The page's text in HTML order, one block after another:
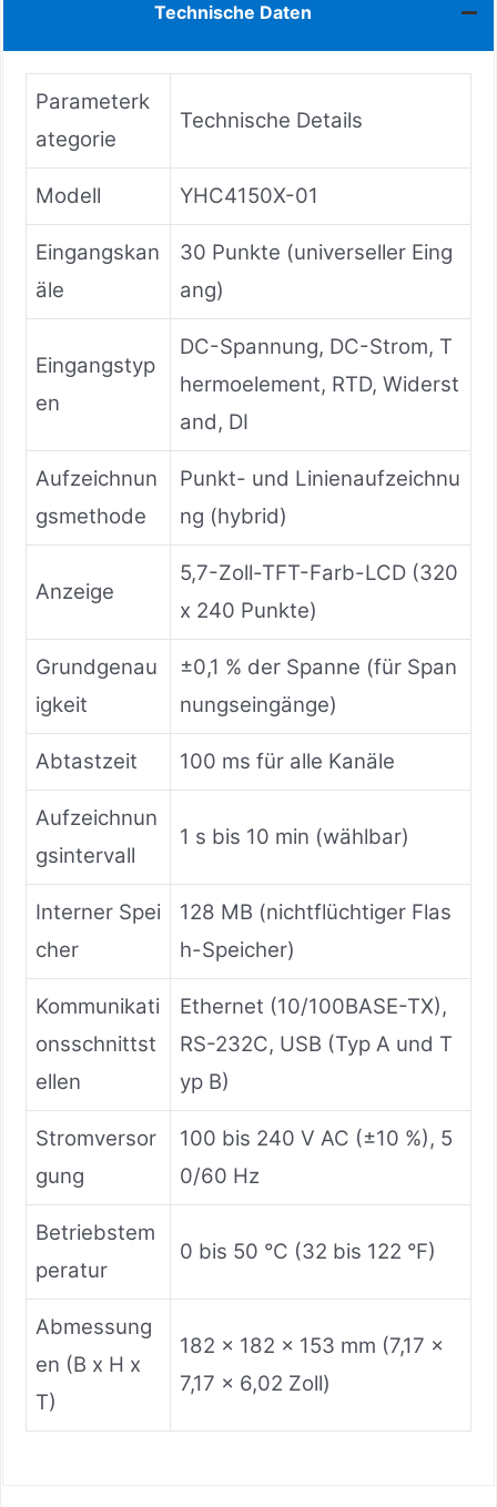
Technische Daten
Parameterk
ategorie
Technische Details
Modell YHC4150X-01
Eingangskan
äle
30 Punkte (universeller Eing
ang)
Eingangstyp
en
DC-Spannung, DC-Strom, T
hermoelement, RTD, Widerst
and, DI
Aufzeichnun
gsmethode
Punkt- und Linienaufzeichnu
ng (hybrid)
Anzeige
5,7-Zoll-TFT-Farb-LCD (320
x 240 Punkte)
Grundgenau
igkeit
±0,1 % der Spanne (für Span
nungseingänge)
Abtastzeit 100 ms für alle Kanäle
Aufzeichnun
gsintervall
1 s bis 10 min (wählbar)
Interner Spei
cher
128 MB (nichtflüchtiger Flas
h-Speicher)
Kommunikati
onsschnittst
ellen
Ethernet (10/100BASE-TX),
RS-232C, USB (Typ A und T
yp B)
Stromversor
gung
100 bis 240 V AC (±10 %), 5
0/60 Hz
Betriebstem
peratur
0 bis 50 °C (32 bis 122 °F)
Abmessung
en (B x H x
T)
182 x 182 x 153 mm (7,17 x
7,17 x 6,02 Zoll)